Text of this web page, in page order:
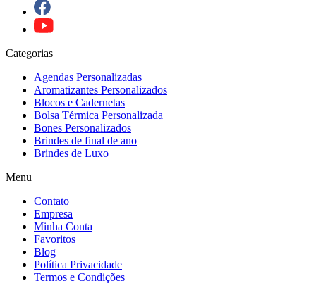
Categorias
Agendas Personalizadas
Aromatizantes Personalizados
Blocos e Cadernetas
Bolsa Térmica Personalizada
Bones Personalizados
Brindes de final de ano
Brindes de Luxo
Menu
Contato
Empresa
Minha Conta
Favoritos
Blog
Política Privacidade
Termos e Condições